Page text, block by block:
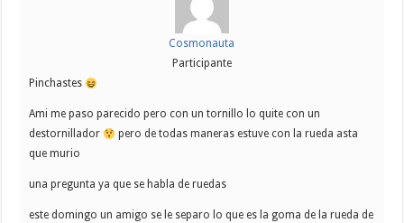
Cosmonauta
Participante
Pinchastes
Ami me paso parecido pero con un tornillo lo quite con un
destornillador
pero de todas maneras estuve con la rueda asta
que murio
una pregunta ya que se habla de ruedas
este domingo un amigo se le separo lo que es la goma de la rueda de